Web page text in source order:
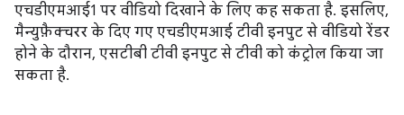
एचडीएमआई1 पर वीडियो दिखाने के लिए कह सकता है. इसलिए,
मैन्युफ़ैक्चरर के दिए गए एचडीएमआई टीवी इनपुट से वीडियो रेंडर
होने के दौरान, एसटीबी टीवी इनपुट से टीवी को कंट्रोल किया जा
सकता है.